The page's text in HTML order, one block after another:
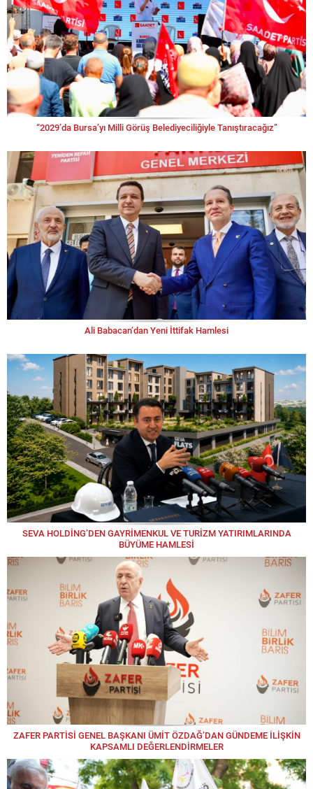
“2029’da Bursa’yı Milli Görüş Belediyeciliğiyle Tanıştıracağız”
Ali Babacan’dan Yeni İttifak Hamlesi
SEVA HOLDİNG’DEN GAYRİMENKUL VE TURİZM YATIRIMLARINDA
BÜYÜME HAMLESİ
ZAFER PARTİSİ GENEL BAŞKANI ÜMİT ÖZDAĞ’DAN GÜNDEME İLİŞKİN
KAPSAMLI DEĞERLENDİRMELER